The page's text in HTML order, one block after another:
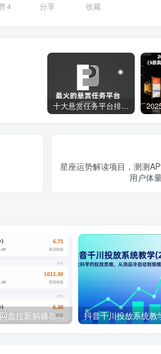
4 分享 收藏
十大悬赏任务平台排行榜（全网最好的悬赏任务平台）
星座运势解读项目，测测
用户体
百度ai智能体·网盘拉新躺赚教程2.0：单日收益高达1800元，30收入15w+